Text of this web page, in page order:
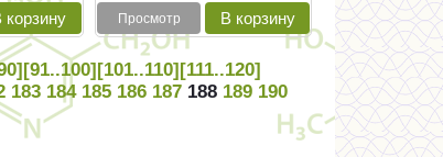
Просмотр
[91..100][101..110][111..120]
183 184 185 186 187 188 189 190